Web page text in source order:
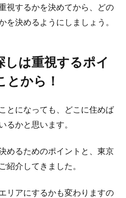
視するかを決めてから、どの
を決めるようにしましょう。
しは重視するポイ
とから！
とになっても、どこに住めば
るかと思います。
めるためのポイントと、東京
紹介してきました。
リアにするかも変わりますの